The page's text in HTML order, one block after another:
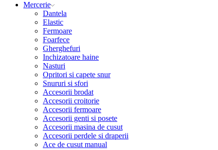
Mercerie
Dantela
Elastic
Fermoare
Foarfece
Gherghefuri
Inchizatoare haine
Nasturi
Opritori si capete snur
Snururi si sfori
Accesorii brodat
Accesorii croitorie
Accesorii fermoare
Accesorii genti si posete
Accesorii masina de cusut
Accesorii perdele si draperii
Ace de cusut manual